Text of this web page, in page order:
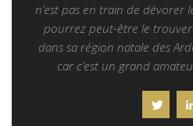
n’est pas en train de dévorer
pourrez peut-être le trouver
dans sa région natale des
car c’est un grand